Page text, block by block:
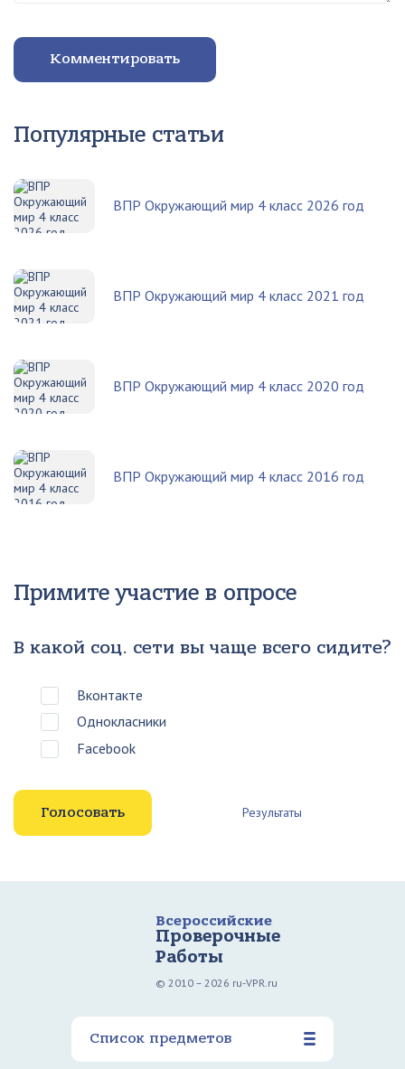
Комментировать
Популярные статьи
ВПР Окружающий мир 4 класс 2026 год
ВПР Окружающий мир 4 класс 2021 год
ВПР Окружающий мир 4 класс 2020 год
ВПР Окружающий мир 4 класс 2016 год
Примите участие в опросе
В какой соц. сети вы чаще всего сидите?
Вконтакте
Однокласники
Facebook
Результаты
Всероссийские
Проверочные
Работы
© 2010 – 2026 ru-VPR.ru
Список предметов